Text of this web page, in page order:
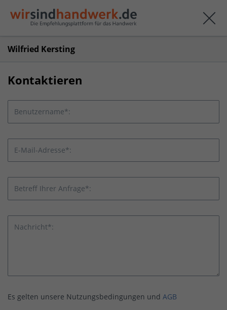
Wilfried Kersting
Kontaktieren
Benutzername*:
E-Mail-Adresse*:
Betreff Ihrer Anfrage*:
Nachricht*:
Es gelten unsere Nutzungsbedingungen und AGB